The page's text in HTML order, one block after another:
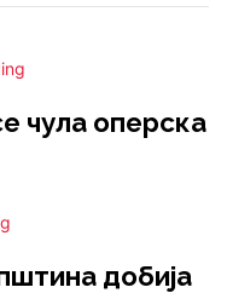
чула оперска
добија